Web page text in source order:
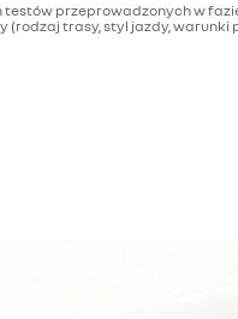
przeprowadzonych w
(rodzaj trasy, styl jazdy, warunki